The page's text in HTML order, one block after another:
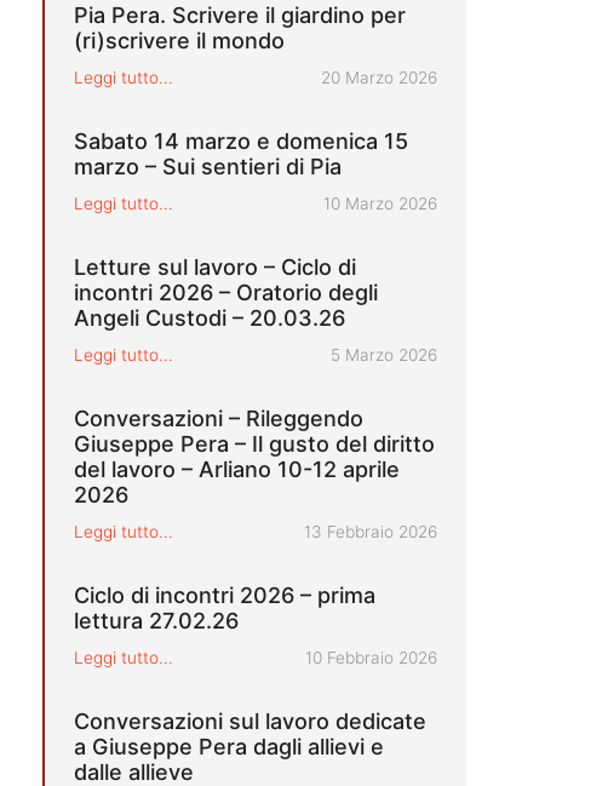
Pia Pera. Scrivere il giardino per
(ri)scrivere il mondo
Leggi tutto... Pubblicato il
20 Marzo 2026
Sabato 14 marzo e domenica 15
marzo – Sui sentieri di Pia
Leggi tutto... Pubblicato il
10 Marzo 2026
Letture sul lavoro – Ciclo di
incontri 2026 – Oratorio degli
Angeli Custodi – 20.03.26
Leggi tutto... Pubblicato il
5 Marzo 2026
Conversazioni – Rileggendo
Giuseppe Pera – Il gusto del diritto
del lavoro – Arliano 10-12 aprile
2026
Leggi tutto... Pubblicato il
13 Febbraio 2026
Ciclo di incontri 2026 – prima
lettura 27.02.26
Leggi tutto... Pubblicato il
10 Febbraio 2026
Conversazioni sul lavoro dedicate
a Giuseppe Pera dagli allievi e
dalle allieve